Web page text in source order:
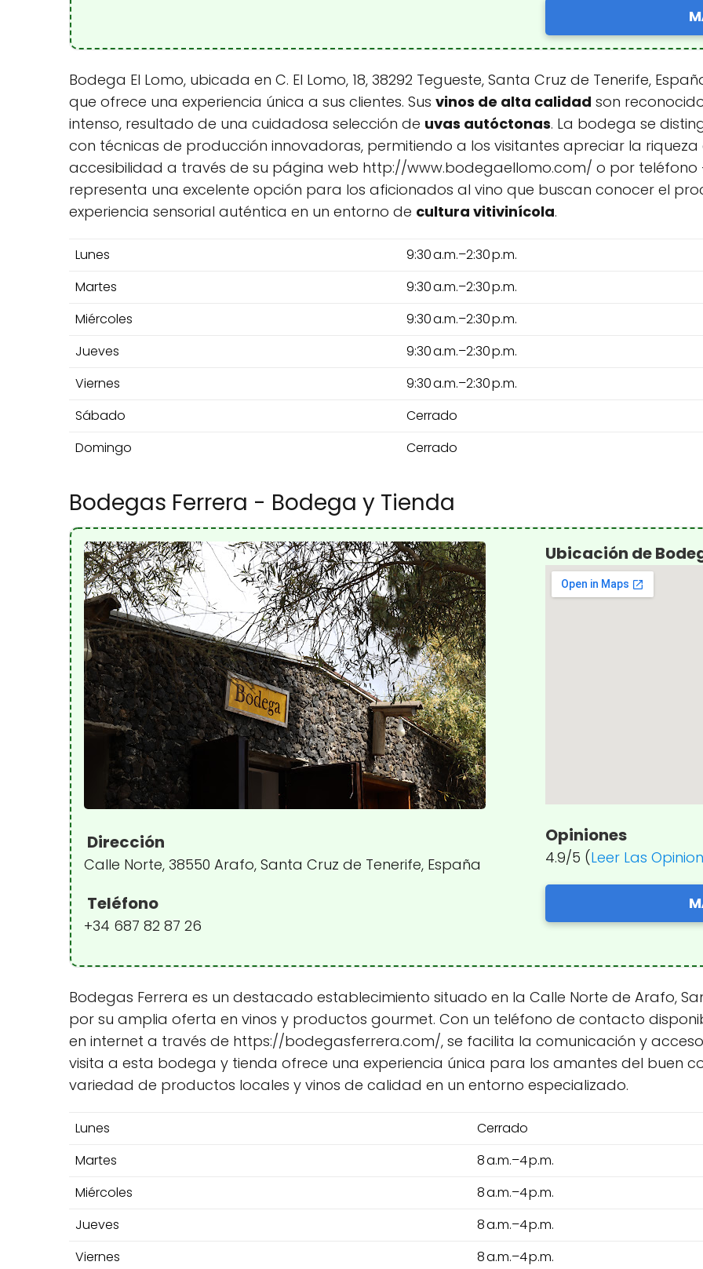
Bodega El Lomo, ubicada en C. El Lomo, 18, 38292 Tegueste, Santa Cruz de Tenerife,
que ofrece una experiencia única a sus clientes. Sus vinos de alta calidad son
intenso, resultado de una cuidadosa selección de uvas autóctonas. La bodega se
con técnicas de producción innovadoras, permitiendo a los visitantes apreciar la
accesibilidad a través de su página web http://www.bodegaellomo.com/ o por teléfono
representa una excelente opción para los aficionados al vino que buscan conocer el
experiencia sensorial auténtica en un entorno de cultura vitivinícola.
Lunes
9:30 a.m.–2:30 p.m.
Martes
9:30 a.m.–2:30 p.m.
Miércoles
9:30 a.m.–2:30 p.m.
Jueves
9:30 a.m.–2:30 p.m.
Viernes
9:30 a.m.–2:30 p.m.
Sábado
Cerrado
Domingo
Cerrado
Bodegas Ferrera - Bodega y Tienda
Dirección
Calle Norte, 38550 Arafo, Santa Cruz de Tenerife, España
Teléfono
+34 687 82 87 26
Ubicación de
Opiniones
4.9/5 (Leer Las
Bodegas Ferrera es un destacado establecimiento situado en la Calle Norte de Arafo,
por su amplia oferta en vinos y productos gourmet. Con un teléfono de contacto
en internet a través de https://bodegasferrera.com/, se facilita la comunicación y
visita a esta bodega y tienda ofrece una experiencia única para los amantes del buen
variedad de productos locales y vinos de calidad en un entorno especializado.
Lunes
Cerrado
Martes
8 a.m.–4 p.m.
Miércoles
8 a.m.–4 p.m.
Jueves
8 a.m.–4 p.m.
Viernes
8 a.m.–4 p.m.